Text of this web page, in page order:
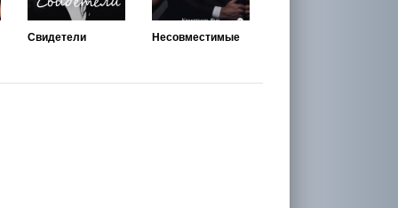
Свидетели Несовместимые